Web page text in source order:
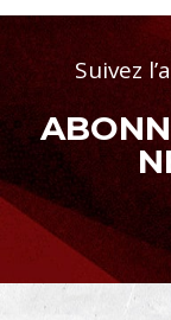
Suivez